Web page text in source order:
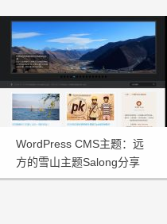
WordPress CMS主题：远
方的雪山主题Salong分享